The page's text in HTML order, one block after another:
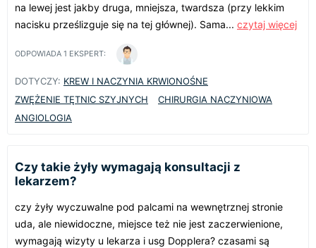
na lewej jest jakby druga, mniejsza, twardsza (przy lekkim
nacisku prześlizguje się na tej głównej). Sama... czytaj więcej
ODPOWIADA 1 EKSPERT:
DOTYCZY: KREW I NACZYNIA KRWIONOŚNE
ZWĘŻENIE TĘTNIC SZYJNYCH
CHIRURGIA NACZYNIOWA
ANGIOLOGIA
Czy takie żyły wymagają konsultacji z
lekarzem?
czy żyły wyczuwalne pod palcami na wewnętrznej stronie
uda, ale niewidoczne, miejsce też nie jest zaczerwienione,
wymagają wizyty u lekarza i usg Dopplera? czasami są